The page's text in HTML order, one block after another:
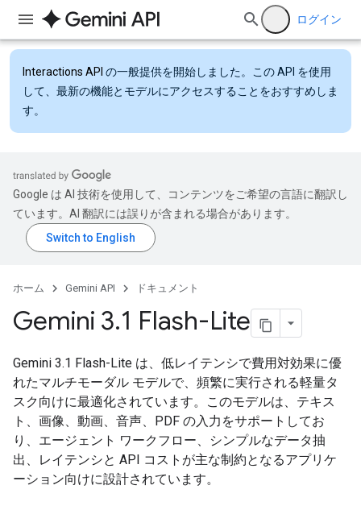
ログイン
Interactions API の一般提供を開始しました。この API を使用
して、最新の機能とモデルにアクセスすることをおすすめしま
す。
Google は AI 技術を使用して、コンテンツをご希望の言語に翻訳し
ています。AI 翻訳には誤りが含まれる場合があります。
ホーム Gemini API ドキュメント
Gemini 3.1 Flash-Lite
Gemini 3.1 Flash-Lite は、低レイテンシで費用対効果に優
れたマルチモーダル モデルで、頻繁に実行される軽量タ
スク向けに最適化されています。このモデルは、テキス
ト、画像、動画、音声、PDF の入力をサポートしてお
り、エージェント ワークフロー、シンプルなデータ抽
出、レイテンシと API コストが主な制約となるアプリケ
ーション向けに設計されています。